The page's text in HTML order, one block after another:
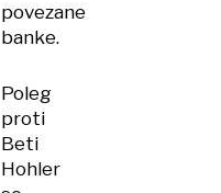
povezane
banke.
Poleg
proti
Beti
Hohler